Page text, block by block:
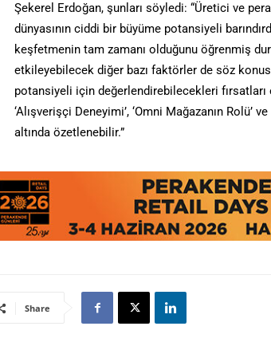
Şekerel Erdoğan, şunları söyledi: “Üretici ve
dünyasının ciddi bir büyüme potansiyeli
keşfetmenin tam zamanı olduğunu öğrenmiş
etkileyebilecek diğer bazı faktörler de söz
potansiyeli için değerlendirebilecekleri
‘Alışverişçi Deneyimi’, ‘Omni Mağazanın Rolü’
altında özetlenebilir.”
Share